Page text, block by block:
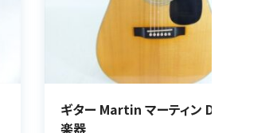
ギター EVH Striped Series 5150
楽器